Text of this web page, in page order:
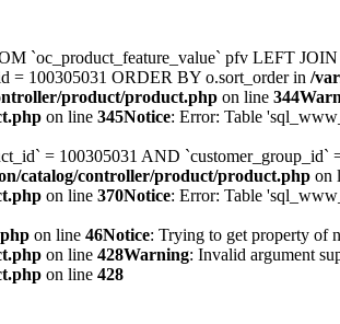
`oc_product_feature_value` pfv LEFT
= 100305031 ORDER BY o.sort_order in /
product/product.php on line 344
on line 345Notice: Error: Table
= 100305031 AND `customer_group_id`
catalog/controller/product/product.php on
on line 370Notice: Error: Table
on line 46Notice: Trying to get property of
on line 428Warning: Invalid argument
on line 428